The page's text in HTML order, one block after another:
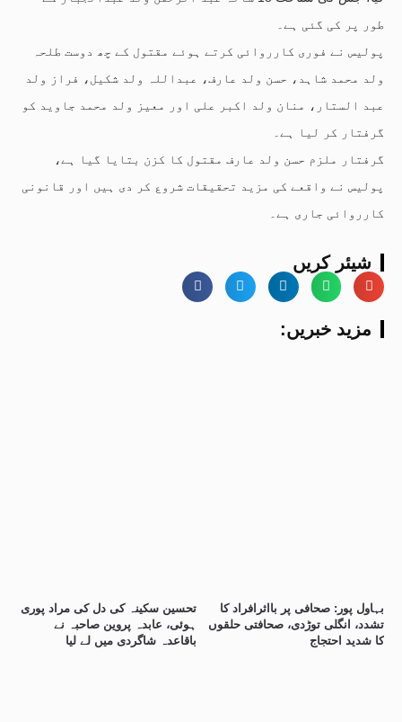
طور پر کی گئی ہے۔
پولیس نے فوری کارروائی کرتے ہوئے مقتول کے چھ دوست طلحہ
ولد محمد شاہد، حسن ولد عارف، عبداللہ ولد شکیل، فراز ولد
عبد الستار، منان ولد اکبر علی اور معیز ولد محمد جاوید کو
گرفتار کر لیا ہے۔
گرفتار ملزم حسن ولد عارف مقتول کا کزن بتایا گیا ہے،
پولیس نے واقعے کی مزید تحقیقات شروع کر دی ہیں اور قانونی
کارروائی جاری ہے۔
شیئر کریں
:مزید خبریں
تحسین سکینہ کی دل کی مراد پوری
ہوئی، عابدہ پروین صاحبہ نے
باقاعدہ شاگردی میں لے لیا
بہاول پور: صحافی پر بااثرافراد کا
تشدد، انگلی توڑدی، صحافتی حلقوں
کا شدید احتجاج